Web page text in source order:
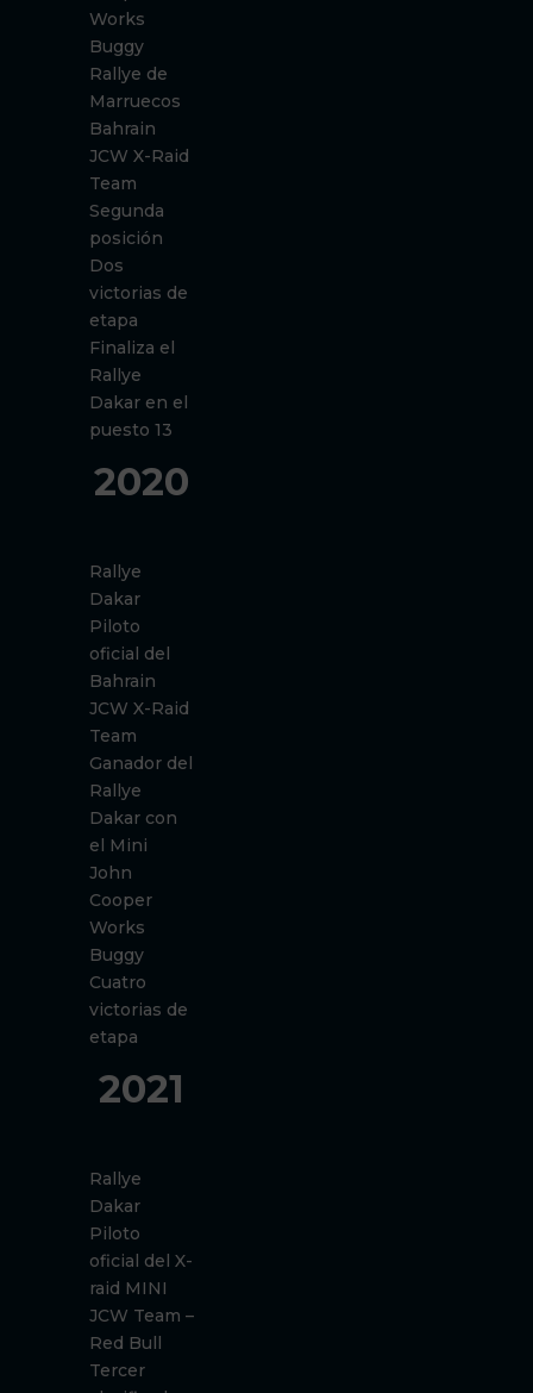
Works
Buggy
Rallye de
Marruecos
Bahrain
JCW X-Raid
Team
Segunda
posición
Dos
victorias de
etapa
Finaliza el
Rallye
Dakar en el
puesto 13
2020
Rallye
Dakar
Piloto
oficial del
Bahrain
JCW X-Raid
Team
Ganador del
Rallye
Dakar con
el Mini
John
Cooper
Works
Buggy
Cuatro
victorias de
etapa
2021
Rallye
Dakar
Piloto
oficial del X-
raid MINI
JCW Team –
Red Bull
Tercer